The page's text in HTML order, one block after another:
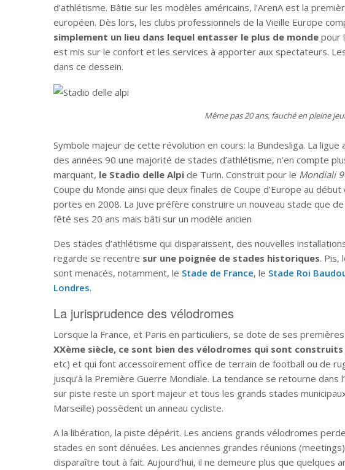
d’athlétisme. Bâtie sur les modèles américains, l’ArenA est la
européen. Dès lors, les clubs professionnels de la Vieille Europe
simplement un lieu dans lequel entasser le plus de monde pour
est mis sur le confort et les services à apporter aux spectateurs.
dans ce dessein.
Même pas 20 ans, fauché en pleine
Symbole majeur de cette révolution en cours: la Bundesliga. La ligue
des années 90 une majorité de stades d’athlétisme, n’en compte
marquant, le Stadio delle Alpi de Turin. Construit pour le Mondiali
Coupe du Monde ainsi que deux finales de Coupe d’Europe au
portes en 2008. La Juve préfère construire un nouveau stade que
fêté ses 20 ans mais bâti sur un modèle ancien
Des stades d’athlétisme qui disparaissent, des nouvelles
regarde se recentre sur une poignée de stades historiques. Pis,
sont menacés, notamment, le Stade de France, le Stade Roi
Londres.
La jurisprudence des vélodromes
Lorsque la France, et Paris en particuliers, se dote de ses
XXème siècle, ce sont bien des vélodromes qui sont construits
etc) et qui font accessoirement office de terrain de football ou de
jusqu’à la Première Guerre Mondiale. La tendance se retourne
sur piste reste un sport majeur et tous les grands stades
Marseille) possèdent un anneau cycliste.
A la libération, la piste dépérit. Les anciens grands vélodromes
stades en sont dénuées. Les anciennes grandes réunions
disparaître tout à fait. Aujourd’hui, il ne demeure plus que quelques